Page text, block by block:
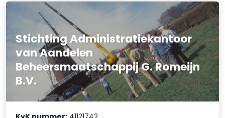
Stichting Administratiekantoor
van Aandelen
Beheersmaatschappij G. Romeijn
B.V.